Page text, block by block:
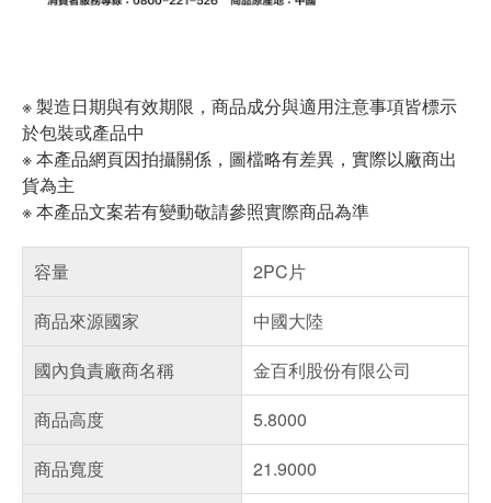
※ 製造日期與有效期限，商品成分與適用注意事項皆標示
於包裝或產品中
※ 本產品網頁因拍攝關係，圖檔略有差異，實際以廠商出
貨為主
※ 本產品文案若有變動敬請參照實際商品為準
容量
2PC片
商品來源國家
中國大陸
國內負責廠商名稱
金百利股份有限公司
商品高度
5.8000
商品寬度
21.9000